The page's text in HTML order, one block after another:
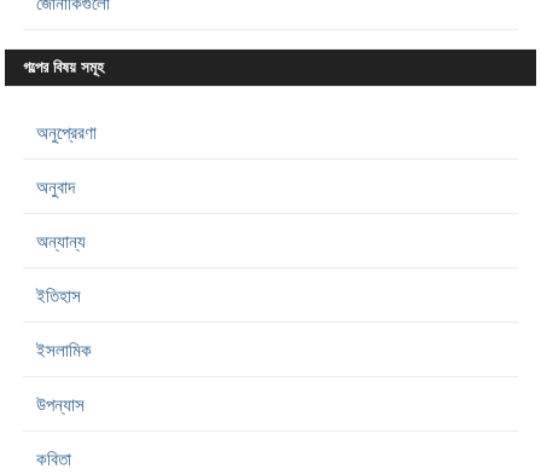
গল্পের বিষয় সমূহ
অনুপ্রেরণা
অনুবাদ
অন্যান্য
ইতিহাস
ইসলামিক
উপন্যাস
কবিতা